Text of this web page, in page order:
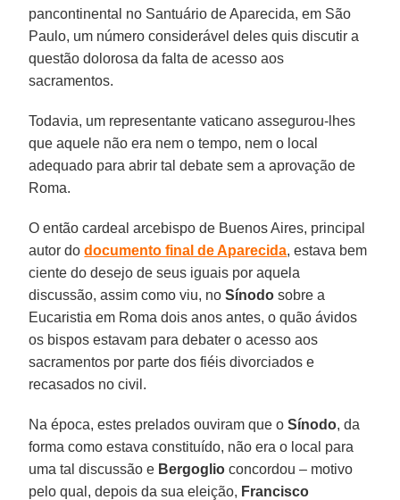
pancontinental no Santuário de Aparecida, em São
Paulo, um número considerável deles quis discutir a
questão dolorosa da falta de acesso aos
sacramentos.
Todavia, um representante vaticano assegurou-lhes
que aquele não era nem o tempo, nem o local
adequado para abrir tal debate sem a aprovação de
Roma.
O então cardeal arcebispo de Buenos Aires, principal
autor dodocumento final de Aparecida, estava bem
ciente do desejo de seus iguais por aquela
discussão, assim como viu, noSínodo sobre a
Eucaristia em Roma dois anos antes, o quão ávidos
os bispos estavam para debater o acesso aos
sacramentos por parte dos fiéis divorciados e
recasados no civil.
Na época, estes prelados ouviram que oSínodo, da
forma como estava constituído, não era o local para
uma tal discussão e Bergoglio concordou – motivo
pelo qual, depois da sua eleição, Francisco